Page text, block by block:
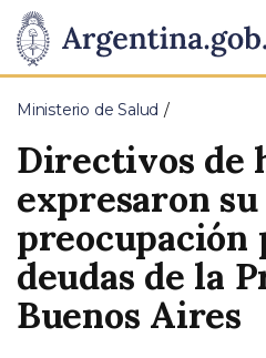
Presidencia
de
la
Nación
Pasar al contenido principal
Ministerio de Salud
Directivos de
expresaron su
preocupación
deudas de la
Buenos Aires